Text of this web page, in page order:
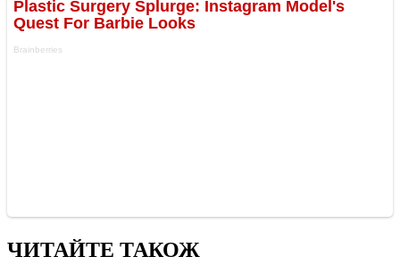
ЧИТАЙТЕ ТАКОЖ